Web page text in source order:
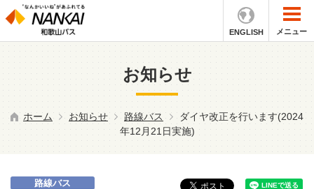
ENGLISH メニュー
お知らせ
ホーム お知らせ 路線バス
ダイヤ改正を行います(2024
年12月21日実施)
路線バス